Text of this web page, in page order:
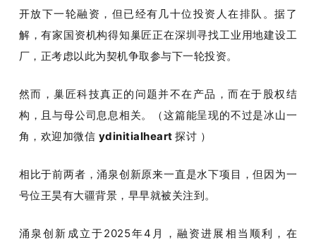
开放下一轮融资，但已经有几十位投资人在排队。据了
解，有家国资机构得知巢匠正在深圳寻找工业用地建设工
厂，正考虑以此为契机争取参与下一轮投资。
然而，巢匠科技真正的问题并不在产品，而在于股权结
构，且与母公司息息相关。（这篇能呈现的不过是冰山一
角，欢迎加微信 ydinitialheart 探讨 ）
相比于前两者，涌泉创新原来一直是水下项目，但因为一
号位王昊有大疆背景，早早就被关注到。
涌泉创新成立于2025年4月，融资进展相当顺利，在